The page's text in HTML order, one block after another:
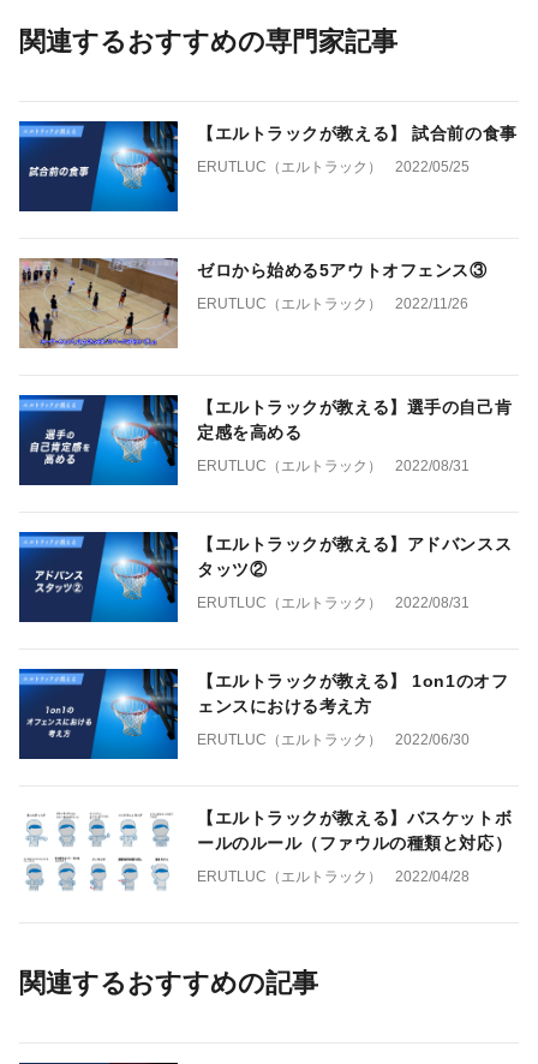
関連するおすすめの専門家記事
【エルトラックが教える】 試合前の食事
ERUTLUC（エルトラック） 2022/05/25
ゼロから始める5アウトオフェンス③
ERUTLUC（エルトラック） 2022/11/26
【エルトラックが教える】選手の自己肯
定感を高める
ERUTLUC（エルトラック） 2022/08/31
【エルトラックが教える】アドバンスス
タッツ②
ERUTLUC（エルトラック） 2022/08/31
【エルトラックが教える】 1on1のオフ
ェンスにおける考え方
ERUTLUC（エルトラック） 2022/06/30
【エルトラックが教える】バスケットボ
ールのルール（ファウルの種類と対応）
ERUTLUC（エルトラック） 2022/04/28
関連するおすすめの記事